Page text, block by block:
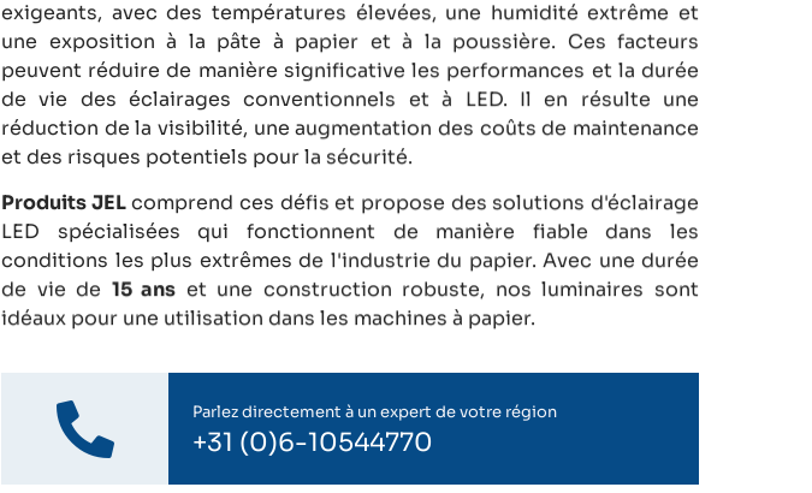
exigeants, avec des températures élevées, une humidité extrême et
une exposition à la pâte à papier et à la poussière. Ces facteurs
peuvent réduire de manière significative les performances et la durée
de vie des éclairages conventionnels et à LED. Il en résulte une
réduction de la visibilité, une augmentation des coûts de maintenance
et des risques potentiels pour la sécurité.
Produits JELcomprend ces défis et propose des solutions d'éclairage
LED spécialisées qui fonctionnent de manière fiable dans les
conditions les plus extrêmes de l'industrie du papier. Avec une durée
de vie de 15 ans et une construction robuste, nos luminaires sont
idéaux pour une utilisation dans les machines à papier.
Parlez directement à un expert de votre région
+31 (0)6-10544770